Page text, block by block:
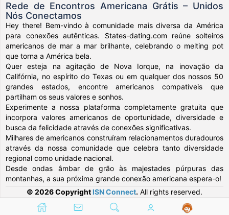
Rede de Encontros Americana Grátis – Unidos
Nós Conectamos
Hey there! Bem-vindo à comunidade mais diversa da América
para conexões autênticas. States-dating.com reúne solteiros
americanos de mar a mar brilhante, celebrando o melting pot
que torna a América bela.
Quer esteja na agitação de Nova Iorque, na inovação da
Califórnia, no espírito do Texas ou em qualquer dos nossos 50
grandes estados, encontre americanos compatíveis que
partilham os seus valores e sonhos.
Experimente a nossa plataforma completamente gratuita que
incorpora valores americanos de oportunidade, diversidade e
busca da felicidade através de conexões significativas.
Milhares de americanos construíram relacionamentos duradouros
através da nossa comunidade que celebra tanto diversidade
regional como unidade nacional.
Desde ondas âmbar de grão às majestades púrpuras das
montanhas, a sua próxima grande conexão americana espera-o!
© 2026 Copyright ISN Connect. All rights reserved.